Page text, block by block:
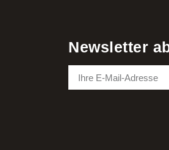
Newsletter